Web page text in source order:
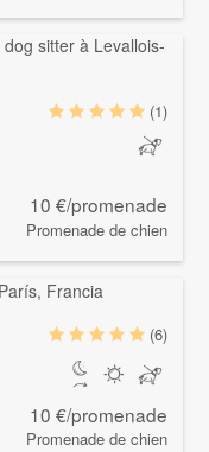
(1)
10 €/promenade
Promenade de chien
(6)
10 €/promenade
Promenade de chien